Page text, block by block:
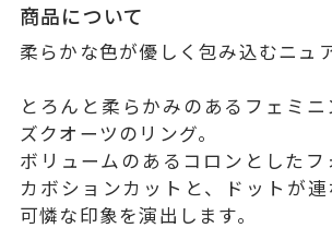
商品について
柔らかな色が優しく包み込むニュ
とろんと柔らかみのあるフェミ
ズクオーツのリング。
ボリュームのあるコロンとした
カボションカットと、ドットが
可憐な印象を演出します。